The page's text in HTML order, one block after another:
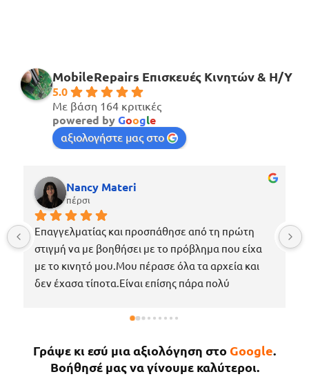
MobileRepairs Επισκευές Κινητών & H/Y
5.0
Με βάση 164 κριτικές
powered byGoogle
αξιολογήστε μας στο
Nancy Materi
πέρσι
Επαγγελματίας και προσπάθησε από τη πρώτη
στιγμή να με βοηθήσει με το πρόβλημα που είχα
με το κινητό μου.Μου πέρασε όλα τα αρχεία και
δεν έχασα τίποτα.Είναι επίσης πάρα πολύ
να πάρω το κινητό μου το νωρίτερο δυνατόν
κάτι άλλο θα επιστρέψω σίγουρα.
Γράψε κι εσύ μια αξιολόγηση στο Google.
Βοήθησέ μας να γίνουμε καλύτεροι.